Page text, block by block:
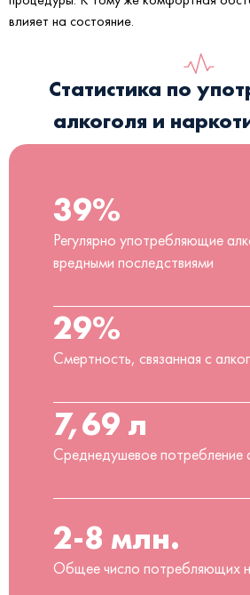
влияет на состояние.
Статистика по
алкоголя и
39%
Регулярно употребляющие
вредными последствиями
29%
Смертность, связанная с
7,69 л
Среднедушевое потребление
2-8 млн.
Общее число потребляющих